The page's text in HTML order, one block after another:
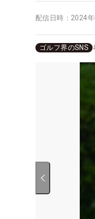
配信日時： 2024
ゴルフ界のSNS